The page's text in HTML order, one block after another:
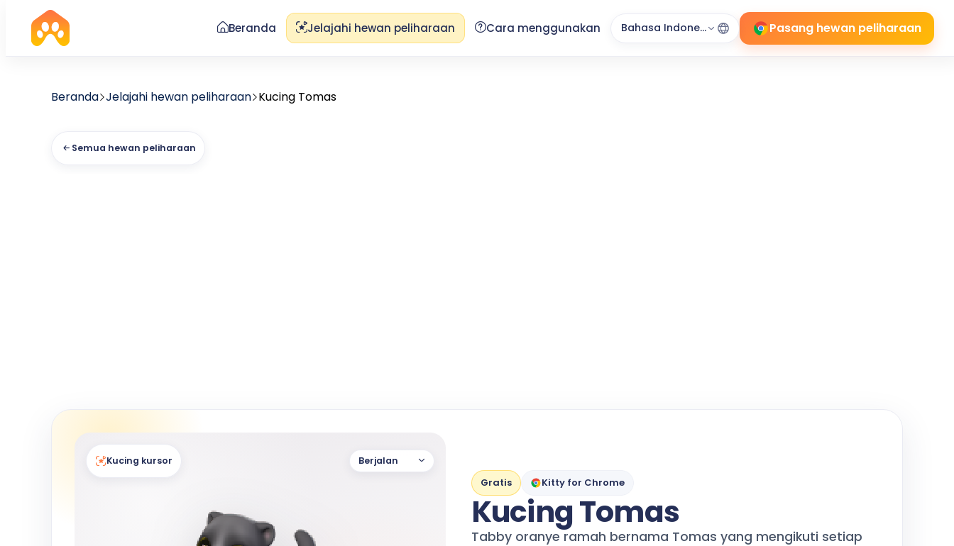
Beranda Jelajahi hewan peliharaan Cara menggunakan Bahasa Indonesia Pasang hewan peliharaan
Beranda Jelajahi hewan peliharaan Kucing Tomas
Semua hewan peliharaan
Kucing kursor Berjalan
Gratis Kitty for Chrome
Kucing Tomas
Tabby oranye ramah bernama Tomas yang mengikuti setiap